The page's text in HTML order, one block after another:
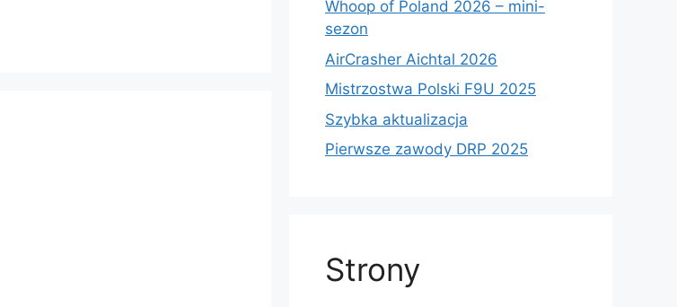
Whoop of Poland 2026 – mini-
sezon
AirCrasher Aichtal 2026
Mistrzostwa Polski F9U 2025
Szybka aktualizacja
Pierwsze zawody DRP 2025
Strony